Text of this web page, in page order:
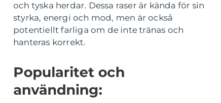
och tyska herdar. Dessa raser är kända för sin
styrka, energi och mod, men är också
potentiellt farliga om de inte tränas och
hanteras korrekt.
Popularitet och
användning: